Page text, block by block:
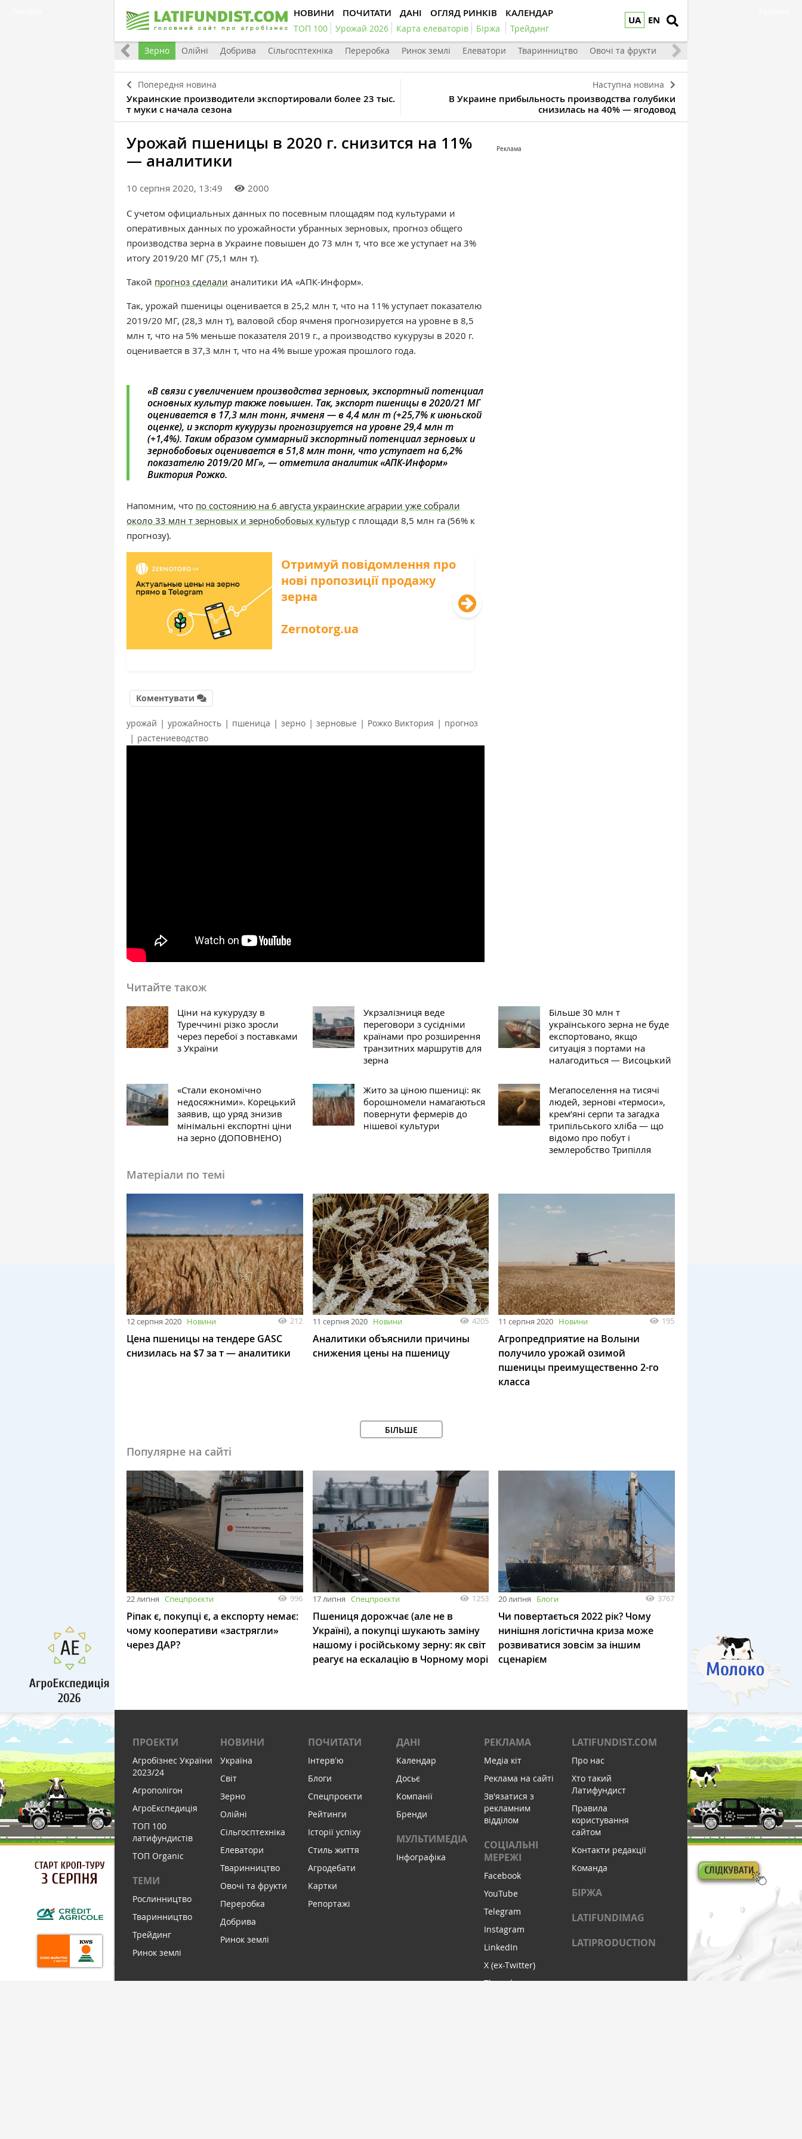
UA EN
НОВИНИ ПОЧИТАТИ ДАНІ ОГЛЯД РИНКІВ КАЛЕНДАР
ТОП 100 Урожай 2026 Карта елеваторів Біржа Трейдинг
Світ Зерно Олійні Добрива Сільгосптехніка Переробка Ринок землі Елеватори Тваринництво Овочі та фрукти
Попередня новина
Украинские производители экспортировали более 23 тыс.
т муки с начала сезона
Наступна новина
В Украине прибыльность производства голубики
снизилась на 40% — ягодовод
Урожай пшеницы в 2020 г. снизится на 11%
— аналитики
10 серпня 2020, 13:49 2000
С учетом официальных данных по посевным площадям под культурами и
оперативных данных по урожайности убранных зерновых, прогноз общего
производства зерна в Украине повышен до 73 млн т, что все же уступает на 3%
итогу 2019/20 МГ (75,1 млн т).
Такой прогноз сделали аналитики ИА «АПК-Информ».
Так, урожай пшеницы оценивается в 25,2 млн т, что на 11% уступает показателю
2019/20 МГ, (28,3 млн т), валовой сбор ячменя прогнозируется на уровне в 8,5
млн т, что на 5% меньше показателя 2019 г., а производство кукурузы в 2020 г.
оценивается в 37,3 млн т, что на 4% выше урожая прошлого года.
«В связи с увеличением производства зерновых, экспортный потенциал
основных культур также повышен. Так, экспорт пшеницы в 2020/21 МГ
оценивается в 17,3 млн тонн, ячменя — в 4,4 млн т (+25,7% к июньской
оценке), и экспорт кукурузы прогнозируется на уровне 29,4 млн т
(+1,4%). Таким образом суммарный экспортный потенциал зерновых и
зернобобовых оценивается в 51,8 млн тонн, что уступает на 6,2%
показателю 2019/20 МГ», — отметила аналитик «АПК-Информ»
Виктория Рожко.
Напомним, что по состоянию на 6 августа украинские аграрии уже собрали
около 33 млн т зерновых и зернобобовых культур с площади 8,5 млн га (56% к
прогнозу).
Отримуй повідомлення про
нові пропозиції продажу
зерна
Zernotorg.ua
Коментувати
урожай | урожайность | пшеница | зерно | зерновые | Рожко Виктория | прогноз
| растениеводство
Реклама
Читайте також
Ціни на кукурудзу в
Туреччині різко зросли
через перебої з поставками
з України
Укрзалізниця веде
переговори з сусідніми
країнами про розширення
транзитних маршрутів для
зерна
Більше 30 млн т
українського зерна не буде
експортовано, якщо
ситуація з портами на
налагодиться — Висоцький
«Стали економічно
недосяжними». Корецький
заявив, що уряд знизив
мінімальні експортні ціни
на зерно (ДОПОВНЕНО)
Жито за ціною пшениці: як
борошномели намагаються
повернути фермерів до
нішевої культури
Мегапоселення на тисячі
людей, зернові «термоси»,
крем’яні серпи та загадка
трипільського хліба — що
відомо про побут і
землеробство Трипілля
Матеріали по темі
12 серпня 2020 Новини 212
Цена пшеницы на тендере GASC
снизилась на $7 за т — аналитики
11 серпня 2020 Новини 4205
Аналитики объяснили причины
снижения цены на пшеницу
11 серпня 2020 Новини 195
Агропредприятие на Волыни
получило урожай озимой
пшеницы преимущественно 2-го
класса
БІЛЬШЕ
Популярне на сайті
22 липня Спецпроєкти 996
Ріпак є, покупці є, а експорту немає:
чому кооперативи «застрягли»
через ДАР?
17 липня Спецпроєкти 1253
Пшениця дорожчає (але не в
Україні), а покупці шукають заміну
нашому і російському зерну: як світ
реагує на ескалацію в Чорному морі
20 липня Блоги 3767
Чи повертається 2022 рік? Чому
нинішня логістична криза може
розвиватися зовсім за іншим
сценарієм
ПРОЕКТИ
Агробізнес України
2023/24
Агрополігон
АгроЕкспедиція
ТОП 100
латифундистів
ТОП Organic
ТЕМИ
Рослинництво
Тваринництво
Трейдинг
Ринок землі
НОВИНИ
Україна
Світ
Зерно
Олійні
Сільгосптехніка
Елеватори
Тваринництво
Овочі та фрукти
Переробка
Добрива
Ринок землі
ПОЧИТАТИ
Інтервʼю
Блоги
Спецпроєкти
Рейтинги
Історії успіху
Стиль життя
Агродебати
Картки
Репортажі
ДАНІ
Календар
Досьє
Компанії
Бренди
МУЛЬТИМЕДІА
Інфографіка
РЕКЛАМА
Медіа кіт
Реклама на сайті
Зв'язатися з
рекламним
відділом
СОЦІАЛЬНІ
МЕРЕЖІ
Facebook
YouTube
Telegram
Instagram
LinkedIn
X (ex-Twitter)
Threads
LATIFUNDIST.COM
Про нас
Хто такий
Латифундист
Правила
користування
сайтом
Контакти редакції
Команда
БІРЖА
LATIFUNDIMAG
LATIPRODUCTION